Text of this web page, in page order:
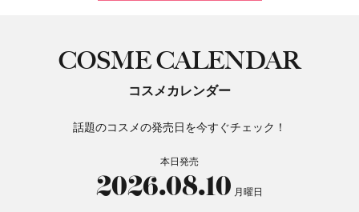
COSME CALENDAR
コスメカレンダー
話題のコスメの発売日を今すぐチェック！
本日発売
2026.08.10 月曜日